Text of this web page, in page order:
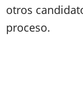
otros
proceso.